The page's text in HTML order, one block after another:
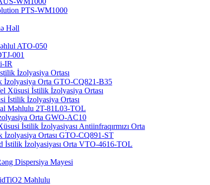
PTS-WM1000
Həll
ATO-050
001
IR
İzolyasiya Ortası
İzolyasiya Orta GTO-CQ821-B35
Xüsusi İstilik İzolyasiya Ortası
İstilik İzolyasiya Ortası
Məhlulu 2T-81L03-TOL
Orta GWO-AC10
İstilik İzolyasiyası Antiinfraqırmızı Orta
Ortası GTO-CQ891-ST
İstilik İzolyasiyası Orta VTO-4616-TOL
Dispersiya Mayesi
Məhlulu